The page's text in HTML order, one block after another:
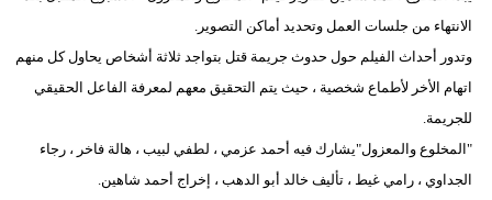
أزياء
علوم
الانتهاء من جلسات العمل وتحديد أماكن التصوير.
وتدور أحداث الفيلم حول حدوث جريمة قتل بتواجد ثلاثة أشخاص يحاول كل منهم
اتهام الأخر لأطماع شخصية ، حيث يتم التحقيق معهم لمعرفة الفاعل الحقيقي
للجريمة.
"المخلوع والمعزول"يشارك فيه أحمد عزمي ، لطفي لبيب ، هالة فاخر ، رجاء
الجداوي ، رامي غيط ، تأليف خالد أبو الدهب ، إخراج أحمد شاهين.